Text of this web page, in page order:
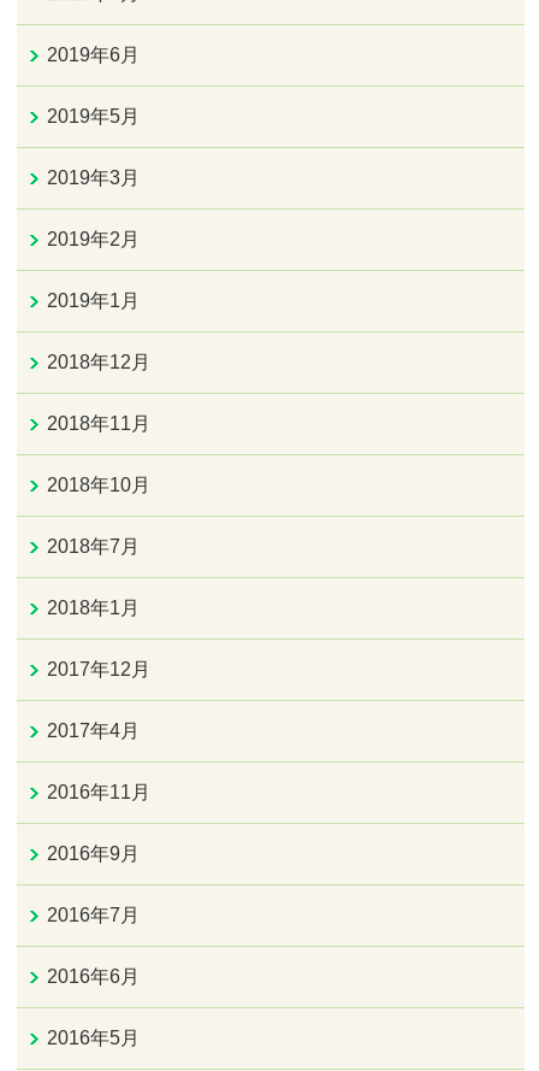
2019年6月
2019年5月
2019年3月
2019年2月
2019年1月
2018年12月
2018年11月
2018年10月
2018年7月
2018年1月
2017年12月
2017年4月
2016年11月
2016年9月
2016年7月
2016年6月
2016年5月